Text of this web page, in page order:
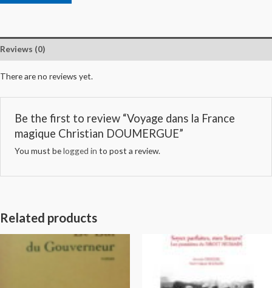
Reviews (0)
There are no reviews yet.
Be the first to review “Voyage dans la France
magique Christian DOUMERGUE”
You must belogged in to post a review.
Related products